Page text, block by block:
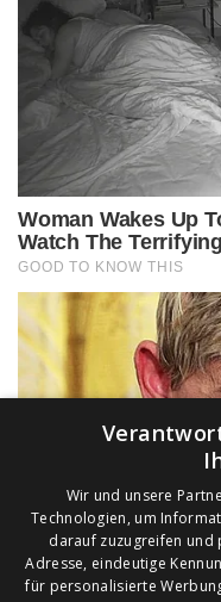
Wir und unsere
Technologien, um
darauf zuzugreifen und
Adresse, eindeutige
für personalisierte